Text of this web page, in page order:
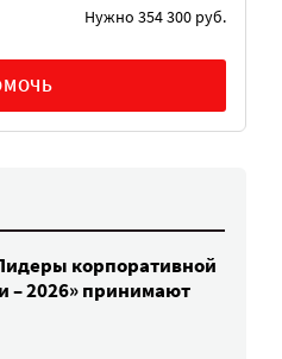
Нужно 354 300 руб.
корпоративной
– 2026» принимают